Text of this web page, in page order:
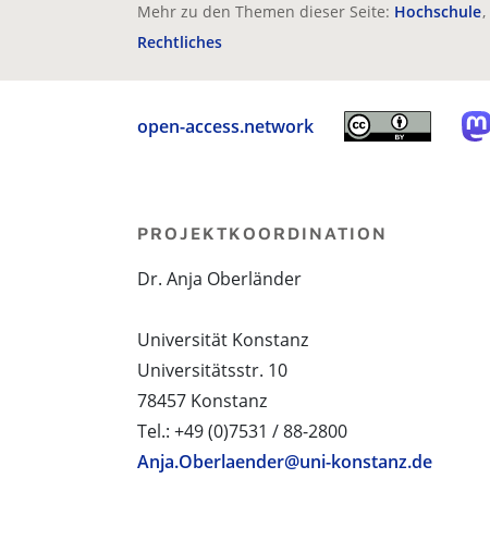
Mehr zu den Themen dieser Seite: Hochschule
Rechtliches
open-access.network
PROJEKTKOORDINATION
Dr. Anja Oberländer
Universität Konstanz
Universitätsstr. 10
78457 Konstanz
Tel.: +49 (0)7531 / 88-2800
Anja.Oberlaender@uni-konstanz.de